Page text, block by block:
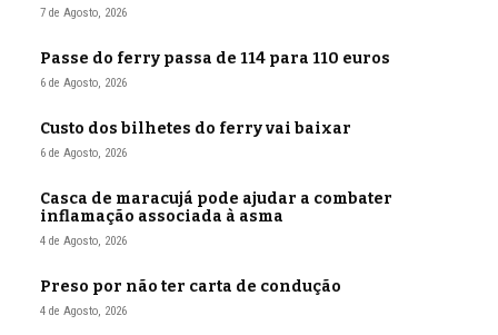
7 de Agosto, 2026
Passe do ferry passa de 114 para 110 euros
6 de Agosto, 2026
Custo dos bilhetes do ferry vai baixar
6 de Agosto, 2026
Casca de maracujá pode ajudar a combater
inflamação associada à asma
4 de Agosto, 2026
Preso por não ter carta de condução
4 de Agosto, 2026